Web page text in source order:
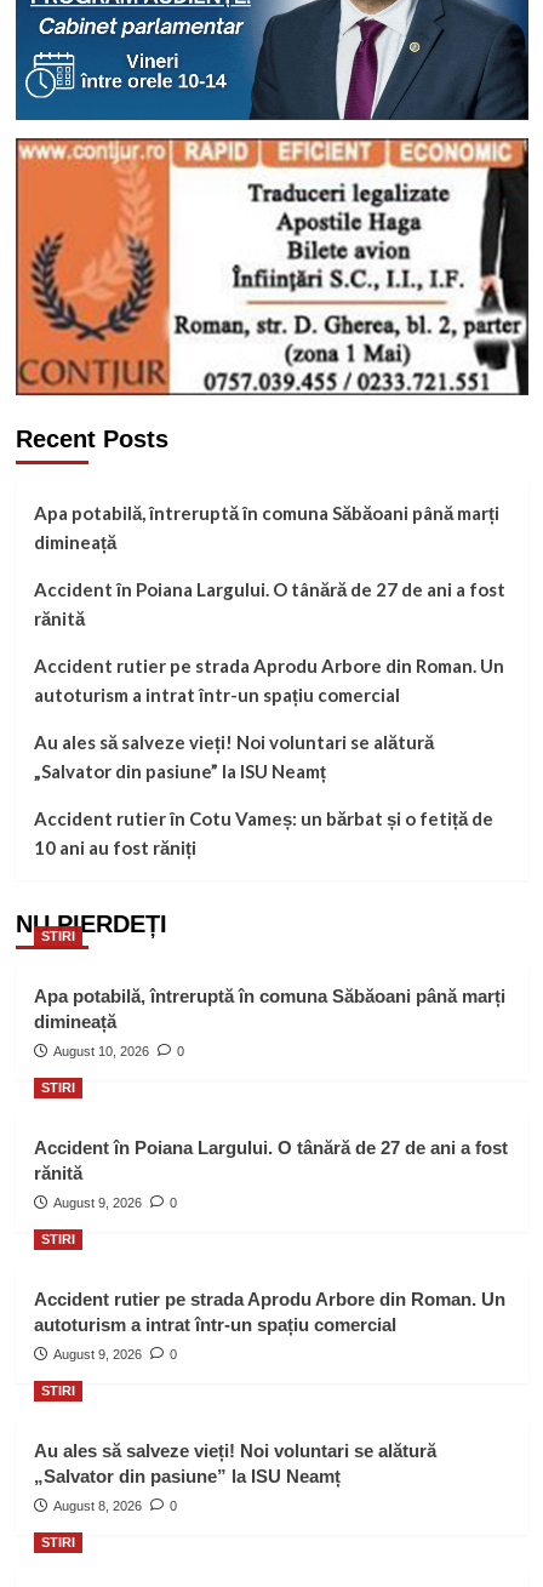
Recent Posts
Apa potabilă, întreruptă în comuna Săbăoani până marți
dimineață
Accident în Poiana Largului. O tânără de 27 de ani a fost
rănită
Accident rutier pe strada Aprodu Arbore din Roman. Un
autoturism a intrat într-un spațiu comercial
Au ales să salveze vieți! Noi voluntari se alătură
„Salvator din pasiune” la ISU Neamț
Accident rutier în Cotu Vameș: un bărbat și o fetiță de
10 ani au fost răniți
NU PIERDEȚI
STIRI
Apa potabilă, întreruptă în comuna Săbăoani până marți
dimineață
August 10, 2026 0
STIRI
Accident în Poiana Largului. O tânără de 27 de ani a fost
rănită
August 9, 2026 0
STIRI
Accident rutier pe strada Aprodu Arbore din Roman. Un
autoturism a intrat într-un spațiu comercial
August 9, 2026 0
STIRI
Au ales să salveze vieți! Noi voluntari se alătură
„Salvator din pasiune” la ISU Neamț
August 8, 2026 0
STIRI